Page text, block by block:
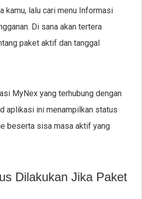
kamu, lalu cari menu Informasi
Di sana akan tertera
paket aktif dan tanggal
MyNex yang terhubung dengan
aplikasi ini menampilkan status
beserta sisa masa aktif yang
Dilakukan Jika Paket